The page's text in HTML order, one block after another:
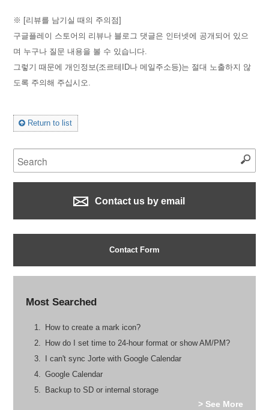
※ [리뷰를 남기실 때의 주의점]
구글플레이 스토어의 리뷰나 블로그 댓글은 인터넷에 공개되어 있으
며 누구나 질문 내용을 볼 수 있습니다.
그렇기 때문에 개인정보(조르테ID나 메일주소등)는 절대 노출하지 않
도록 주의해 주십시오.
Return to list
Contact us by email
Contact Form
Most Searched
How to create a mark icon?
How do I set time to 24-hour format or show AM/PM?
I can't sync Jorte with Google Calendar
Google Calendar
Backup to SD or internal storage
> See More